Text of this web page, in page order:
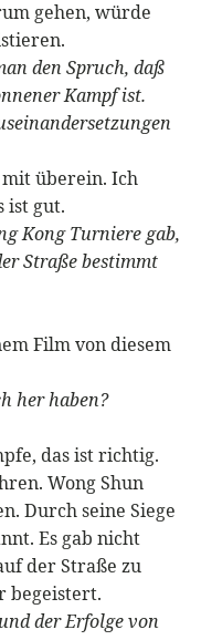
gehen, würde
den Spruch, daß
Kampf ist.
überein. Ich
ist gut.
Kong Turniere gab,
Straße bestimmt
Film von diesem
her haben?
das ist richtig.
Wong Shun
Durch seine Siege
Es gab nicht
der Straße zu
begeistert.
der Erfolge von